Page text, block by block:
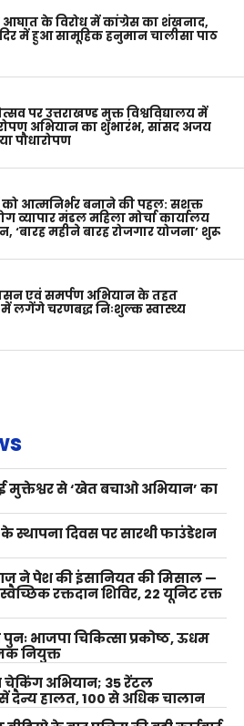
आघात के विरोध में कांग्रेस का शंखनाद,
में हुआ सामूहिक हनुमान चालीसा पाठ
पर उत्तराखण्ड मुक्त विश्वविद्यालय में
अभियान का शुभारंभ, सांसद अजय
पौधारोपण
आत्मनिर्भर बनाने की पहल: सशक्त
व्यापार मंडल महिला मोर्चा कार्यालय
‘बारह महीने बारह रोजगार योजना’ शुरू
एवं समर्पण अभियान के तहत
लगेंगे चरणबद्ध निःशुल्क स्वास्थ्य
से ‘खेत बचाओ अभियान’ का
के स्थापना दिवस पर सारथी फाउंडेशन
ने पेश की इंसानियत की मिसाल —
रक्तदान शिविर, 22 यूनिट रक्त
भाजपा चिकित्सा प्रकोष्ठ, ऊधम
नियुक्त
चेकिंग अभियान; 35 रेंटल
दैन्य हालत, 100 से अधिक चालान